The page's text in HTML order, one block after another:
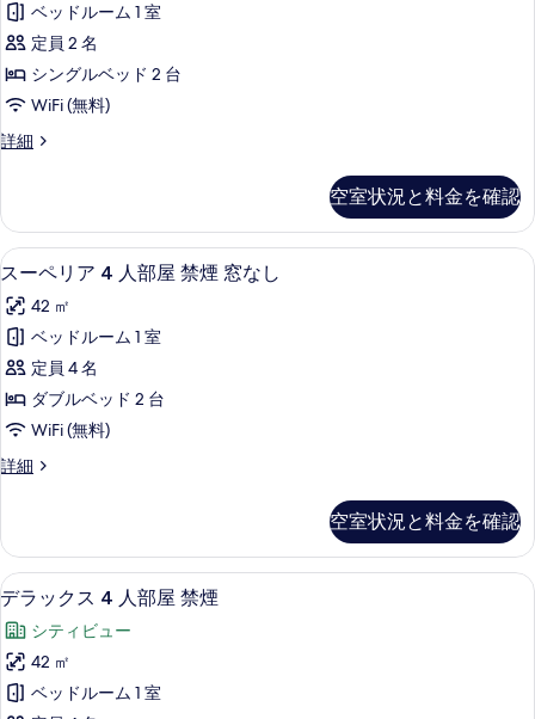
す
る
べ
て
の
写
真
示
す
る
禁
煙
の
詳
細
ス
ツ
イ
ル
ム
禁
煙
の
す
べ
て
の
写
表
示
す
る
ベッドルーム 1 室
定員 2 名
シングルベッド 2 台
WiFi (無料)
詳細
デ
ス
ツ
イ
ル
ー
ム
禁
煙
の
詳
細
空室状況と料金を確認
ス
ー
ペ
リ
ア
4
人
部
禁
煙
窓
な
し
の
羽毛の掛け布団、セーフティボック
6
スーペリア 4 人部屋 禁煙 窓なし
42 ㎡
ベッドルーム 1 室
定員 4 名
ダブルベッド 2 台
WiFi (無料)
詳細
ス
ア
4
人
屋
禁
煙
窓
空室状況と料金を確認
デ
ラ
ッ
ク
ス
羽毛の掛け布団、セーフティボック
9
デラックス 4 人部屋 禁煙
シティビュー
42 ㎡
ベッドルーム 1 室